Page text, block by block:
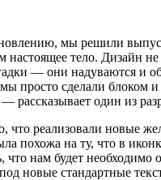
мы решили
настоящее тело. Дизайн не
— они надуваются и
просто сделали блоком и
рассказывает один из
что реализовали новые
похожа на ту, что в
что нам будет необходимо
новые стандартные